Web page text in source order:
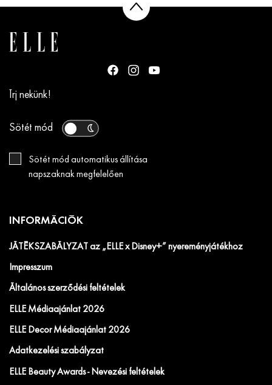
Írj nekünk!
Sötét mód
Sötét mód automatikus állítása
napszaknak megfelelően
INFORMÁCIÓK
JÁTÉKSZABÁLYZAT az „ELLE x Disney+” nyereményjátékhoz
Impresszum
Általános szerződési feltételek
ELLE Médiaajánlat 2026
ELLE Decor Médiaajánlat 2026
Adatkezelési szabályzat
ELLE Beauty Awards - Nevezési feltételek